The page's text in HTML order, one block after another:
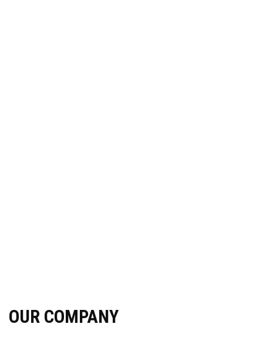
OUR COMPANY